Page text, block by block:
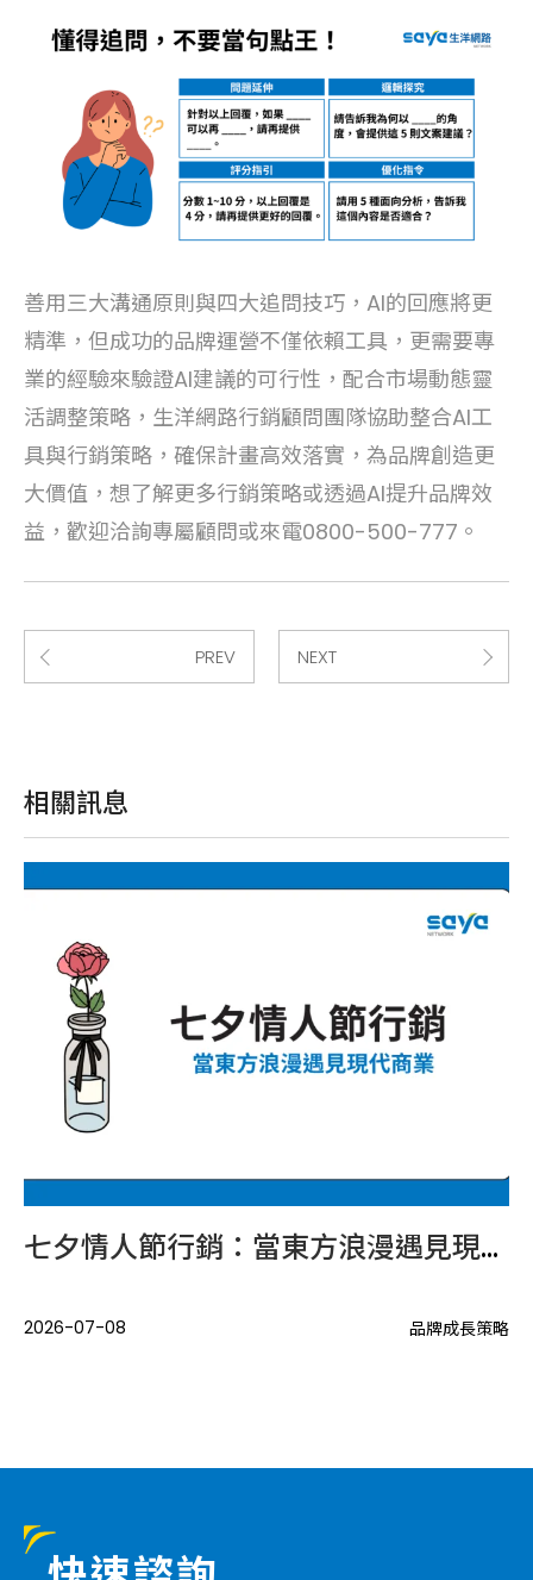
善用三大溝通原則與四大追問技巧，AI的回應將更
精準，但成功的品牌運營不僅依賴工具，更需要專
業的經驗來驗證AI建議的可行性，配合市場動態靈
活調整策略，生洋網路行銷顧問團隊協助整合AI工
具與行銷策略，確保計畫高效落實，為品牌創造更
大價值，想了解更多行銷策略或透過AI提升品牌效
益，歡迎洽詢專屬顧問或來電0800-500-777。
PREV NEXT
相關訊息
七夕情人節行銷：當東方浪漫遇見現代商業
2026-07-08 品牌成長策略